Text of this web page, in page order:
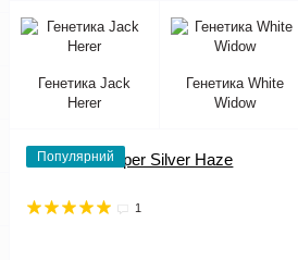
Генетика Jack
Herer
Генетика White
Widow
Популярний
1